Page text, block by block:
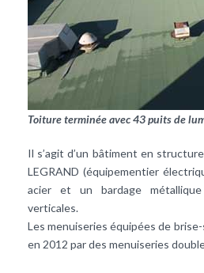
Toiture terminée avec 43 puits de
Il s’agit d’un bâtiment en
LEGRAND (équipementier
acier et un bardage
verticales.
Les menuiseries équipées de
en 2012 par des menuiseries